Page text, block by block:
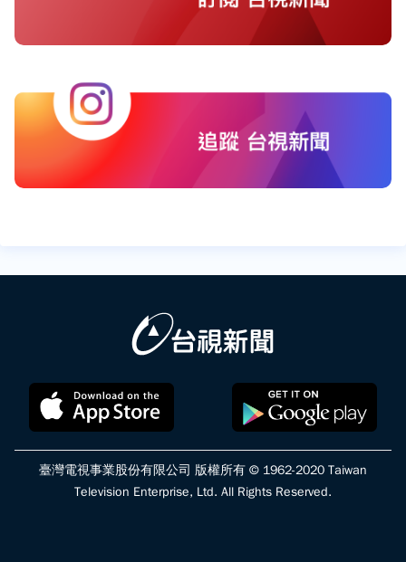
臺灣電視事業股份有限公司 版權所有 © 1962-2020 Taiwan
Television Enterprise, Ltd. All Rights Reserved.